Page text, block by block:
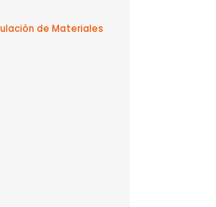
de Materiales